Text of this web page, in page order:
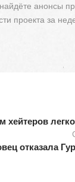
анонсы
проекта за
отказала